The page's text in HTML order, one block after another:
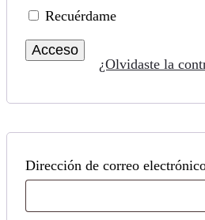
Recuérdame
Acceso
¿Olvidaste la
Dirección de correo